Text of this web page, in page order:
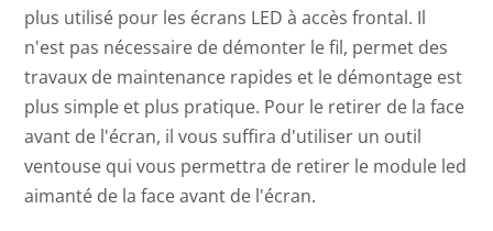
plus utilisé pour les écrans LED à accès frontal. Il
n'est pas nécessaire de démonter le fil, permet des
travaux de maintenance rapides et le démontage est
plus simple et plus pratique. Pour le retirer de la face
avant de l'écran, il vous suffira d'utiliser un outil
ventouse qui vous permettra de retirer le module led
aimanté de la face avant de l'écran.